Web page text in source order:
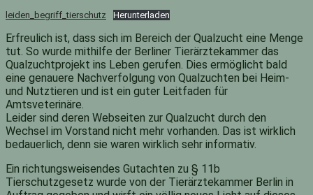
leiden_begriff_tierschutz Herunterladen
Erfreulich ist, dass sich im Bereich der Qualzucht eine Menge
tut. So wurde mithilfe der Berliner Tierärztekammer das
Qualzuchtprojekt ins Leben gerufen. Dies ermöglicht bald
eine genauere Nachverfolgung von Qualzuchten bei Heim-
und Nutztieren und ist ein guter Leitfaden für
Amtsveterinäre.
Leider sind deren Webseiten zur Qualzucht durch den
Wechsel im Vorstand nicht mehr vorhanden. Das ist wirklich
bedauerlich, denn sie waren wirklich sehr informativ.
Ein richtungsweisendes Gutachten zu § 11b
Tierschutzgesetz wurde von der Tierärztekammer Berlin in